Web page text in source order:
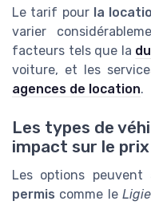
Le tarif pour la
varier
facteurs tels que la
voiture, et les
agences de location.
Les types de
impact sur le prix
Les options
permis comme le